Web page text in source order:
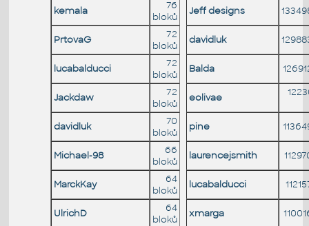
kemala
76
bloků
Jeff designs
PrtovaG
72
bloků
davidluk
lucabalducci
72
bloků
Balda
Jackdaw
72
bloků
eolivae
davidluk
70
bloků
pine
Michael-98
66
bloků
laurencejsmith
MarckKay
64
bloků
lucabalducci
UlrichD
64
bloků
xmarga